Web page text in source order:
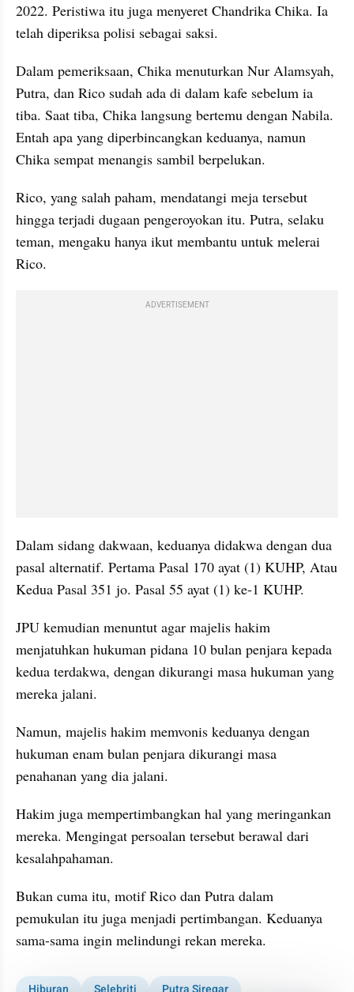
2022. Peristiwa itu juga menyeret Chandrika Chika. Ia
telah diperiksa polisi sebagai saksi.
Dalam pemeriksaan, Chika menuturkan Nur Alamsyah,
Putra, dan Rico sudah ada di dalam kafe sebelum ia
tiba. Saat tiba, Chika langsung bertemu dengan Nabila.
Entah apa yang diperbincangkan keduanya, namun
Chika sempat menangis sambil berpelukan.
Rico, yang salah paham, mendatangi meja tersebut
hingga terjadi dugaan pengeroyokan itu. Putra, selaku
teman, mengaku hanya ikut membantu untuk melerai
Rico.
ADVERTISEMENT
Dalam sidang dakwaan, keduanya didakwa dengan dua
pasal alternatif. Pertama Pasal 170 ayat (1) KUHP, Atau
Kedua Pasal 351 jo. Pasal 55 ayat (1) ke-1 KUHP.
JPU kemudian menuntut agar majelis hakim
menjatuhkan hukuman pidana 10 bulan penjara kepada
kedua terdakwa, dengan dikurangi masa hukuman yang
mereka jalani.
Namun, majelis hakim memvonis keduanya dengan
hukuman enam bulan penjara dikurangi masa
penahanan yang dia jalani.
Hakim juga mempertimbangkan hal yang meringankan
mereka. Mengingat persoalan tersebut berawal dari
kesalahpahaman.
Bukan cuma itu, motif Rico dan Putra dalam
pemukulan itu juga menjadi pertimbangan. Keduanya
sama-sama ingin melindungi rekan mereka.